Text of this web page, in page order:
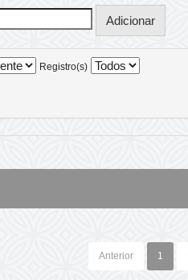
Registro(s)
Anterior 1